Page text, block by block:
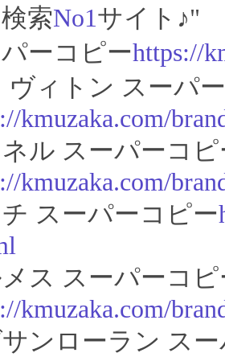
索No1サイト♪"
ーコピーhttps://
ヴィトン スーパ
kmuzaka.com/
ル スーパーコピ
kmuzaka.com/
スーパーコピー
ス スーパーコピ
kmuzaka.com/
ンローラン ス